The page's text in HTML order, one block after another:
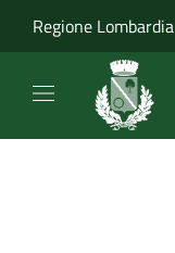
Regione Lombardia